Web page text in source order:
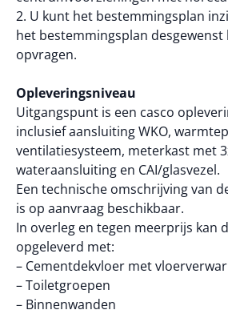
2. U kunt het bestemmingsplan
het bestemmingsplan
opvragen.
Opleveringsniveau
Uitgangspunt is een casco
inclusief aansluiting WKO,
ventilatiesysteem, meterkast met
wateraansluiting en CAI/glasvezel.
Een technische omschrijving van
is op aanvraag beschikbaar.
In overleg en tegen meerprijs kan
opgeleverd met:
– Cementdekvloer met
– Toiletgroepen
– Binnenwanden